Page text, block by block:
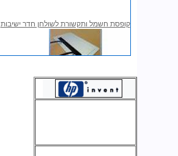
קופסת חשמל ותקשורת לשולחן חדר ישיבות
קופסת חשמל ותקשורת לשולחן חדר ישיבות